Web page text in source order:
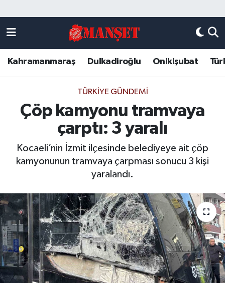
Kahramanmaraş Dulkadiroğlu Onikişubat
TÜRKIYE GÜNDEMI
Çöp kamyonu tramvaya
çarptı: 3 yaralı
Kocaeli’nin İzmit ilçesinde belediyeye ait çöp
kamyonunun tramvaya çarpması sonucu 3 kişi
yaralandı.
DULKADİROĞLU
KAHRAMANMARAŞ
ONİKİŞUBAT
Künye
Kahramanmaraş Nöbetçi Eczaneler
Kahramanmaraş Hava Durumu
Kahramanmaraş Trafik Yoğunluk Haritası
Süper Lig Puan Durumu ve Fikstür
Son Dakika Haberleri